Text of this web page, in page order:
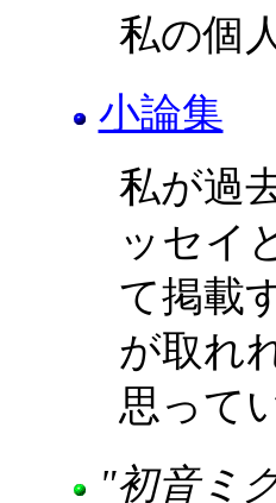
私の個
小論集
私が過
ッセイ
て掲載
が取れ
思って
"初音ミ